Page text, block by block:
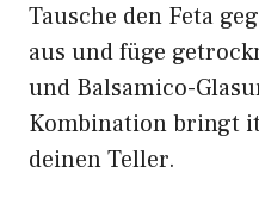
Tausche den Feta
aus und füge
und Balsamico-
Kombination bringt
deinen Teller.